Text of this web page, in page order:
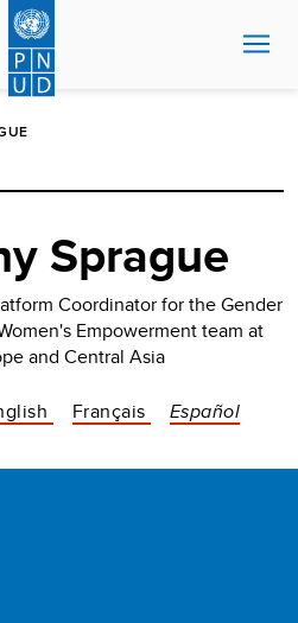
Sprague
Coordinator for the Gender
Empowerment team at
and Central Asia
Français Español